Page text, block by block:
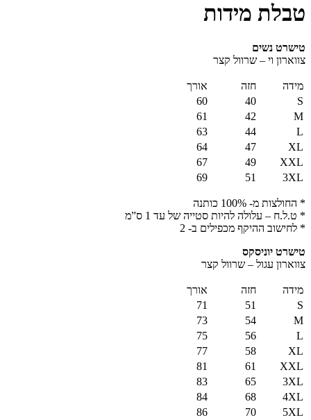
טבלת מידות
טישרט נשים
צווארון וי – שרוול קצר
מידה חזה
אורך
S
40
60
M
42
61
L
44
63
XL
47
64
XXL
49
67
3XL
51
69
* החולצות מ- 100% כותנה
* ט.ל.ח – עלולה להיות סטייה של עד 1 ס”מ
* לחישוב ההיקף מכפילים ב- 2
טישרט יוניסקס
צווארון עגול – שרוול קצר
מידה חזה
אורך
S
51
71
M
54
73
L
56
75
XL
58
77
XXL
61
81
3XL
65
83
4XL
68
84
5XL
70
86